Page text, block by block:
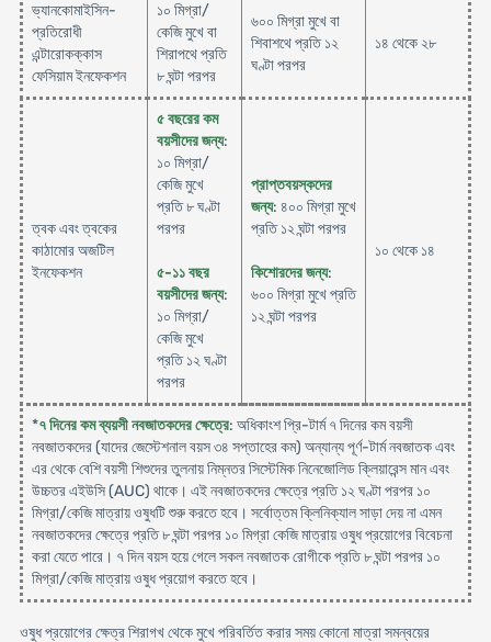
ভ্যানকোমাইসিন-
প্রতিরোধী
এন্টারোকক্কাস
ফেসিয়াম ইনফেকশন
১০ মিগ্রা/
কেজি মুখে বা
শিরাপথে প্রতি
৮ ঘন্টা পরপর
৬০০ মিগ্রা মুখে বা
শিবাশথে প্রতি ১২
ঘণ্টা পরপর
১৪ থেকে ২৮
ত্বক এবং ত্বকের
কাঠামোর অজটিল
ইনফেকশন
৫ বছরের কম
বয়সীদের জন্য:
১০ মিগ্রা/
কেজি মুখে
প্রতি ৮ ঘণ্টা
পরপর
৫-১১ বছর
বয়সীদের জন্য:
১০ মিগ্রা/
কেজি মুখে
প্রতি ১২ ঘণ্টা
পরপর
প্রাপ্তবয়স্কদের
জন্য: ৪০০ মিগ্রা মুখে
প্রতি ১২ ঘন্টা পরপর
কিশোরদের জন্য:
৬০০ মিগ্রা মুখে প্রতি
১২ ঘন্টা পরপর
১০ থেকে ১৪
*৭ দিনের কম ব্যয়সী নবজাতকদের ক্ষেত্রে: অধিকাংশ প্রি-টার্ম ৭ দিনের কম বয়সী
নবজাতকদের (যাদের জেস্টেশনাল বয়স ৩৪ সপ্তাহের কম) অন্যান্য পূর্ণ-টার্ম নবজাতক এবং
এর থেকে বেশি বয়সী শিশুদের তুলনায় নিম্নতর সিস্টেমিক নিনেজোলিড ক্লিয়ারেন্স মান এবং
উচ্চতর এইউসি (AUC) থাকে। এই নবজাতকদের ক্ষেত্রে প্রতি ১২ ঘণ্টা পরপর ১০
মিগ্রা/কেজি মাত্রায় ওষুধটি শুরু করতে হবে। সর্বোত্তম ক্লিনিক্যাল সাড়া দেয় না এমন
নবজাতকদের ক্ষেত্রে প্রতি ৮ ঘন্টা পরপর ১০ মিগ্রা কেজি মাত্রায় ওষুধ প্রয়োগের বিবেচনা
করা যেতে পারে। ৭ দিন বয়স হয়ে গেলে সকল নবজাতক রোগীকে প্রতি ৮ ঘন্টা পরপর ১০
মিগ্রা/কেজি মাত্রায় ওষুধ প্রয়োগ করতে হবে।
ওষুধ প্রয়োগের ক্ষেত্র শিরাগখ থেকে মুখে পরিবর্তিত করার সময় কোনো মাত্রা সমন্বয়ের